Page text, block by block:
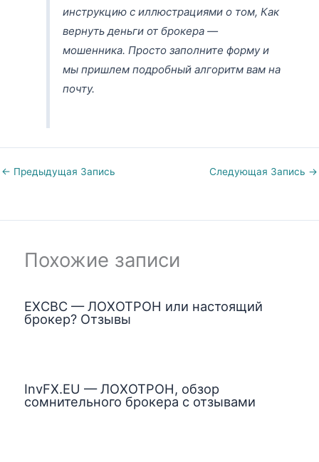
инструкцию с иллюстрациями о том, Как
вернуть деньги от брокера —
мошенника. Просто заполните форму и
мы пришлем подробный алгоритм вам на
почту.
← Предыдущая Запись Следующая Запись →
Похожие записи
EXCBC — ЛОХОТРОН или настоящий
брокер? Отзывы
InvFX.EU — ЛОХОТРОН, обзор
сомнительного брокера с отзывами